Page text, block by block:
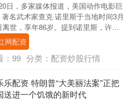
日，多家媒体报道，美国动作电影巨
名武术家查克·诺里斯于当地时间3月
离世，享年86岁。提到诺里斯，许多
好者首先会想起他在1972年与功
网配资
99 分类： 配资炒股行情
乐配资 特朗普“大美丽法案”正把
送进一个饥饿的新时代